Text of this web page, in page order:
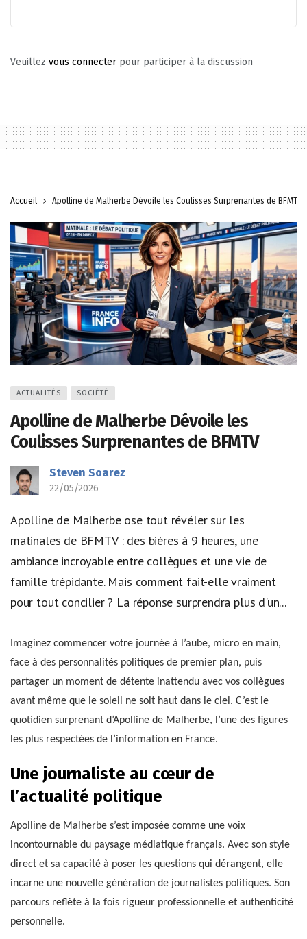
Veuillez vous connecter pour participer à la discussion
Accueil Apolline de Malherbe Dévoile les Coulisses Surprenantes de BFMTV
ACTUALITÉS SOCIÉTÉ
Apolline de Malherbe Dévoile les
Coulisses Surprenantes de BFMTV
Steven Soarez
22/05/2026
Apolline de Malherbe ose tout révéler sur les
matinales de BFMTV : des bières à 9 heures, une
ambiance incroyable entre collègues et une vie de
famille trépidante. Mais comment fait-elle vraiment
pour tout concilier ? La réponse surprendra plus d'un...
Imaginez commencer votre journée à l’aube, micro en main,
face à des personnalités politiques de premier plan, puis
partager un moment de détente inattendu avec vos collègues
avant même que le soleil ne soit haut dans le ciel. C’est le
quotidien surprenant d’Apolline de Malherbe, l’une des figures
les plus respectées de l’information en France.
Une journaliste au cœur de
l’actualité politique
Apolline de Malherbe s’est imposée comme une voix
incontournable du paysage médiatique français. Avec son style
direct et sa capacité à poser les questions qui dérangent, elle
incarne une nouvelle génération de journalistes politiques. Son
parcours reflète à la fois rigueur professionnelle et authenticité
personnelle.